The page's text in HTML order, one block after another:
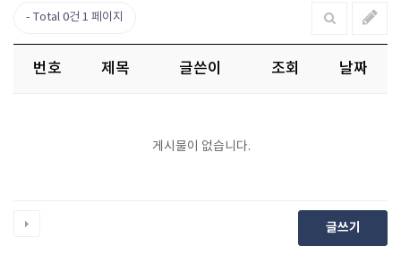
Total 0건 1 페이지
번호 제목 글쓴이 조회 날짜
게시물이 없습니다.
글쓰기